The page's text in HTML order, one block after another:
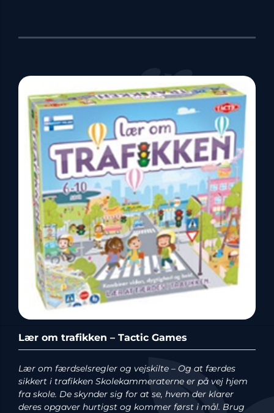
Lær om trafikken – Tactic Games
Lær om færdselsregler og vejskilte – Og at færdes
sikkert i trafikken Skolekammeraterne er på vej hjem
fra skole. De skynder sig for at se, hvem der klarer
deres opgaver hurtigst og kommer først i mål. Brug